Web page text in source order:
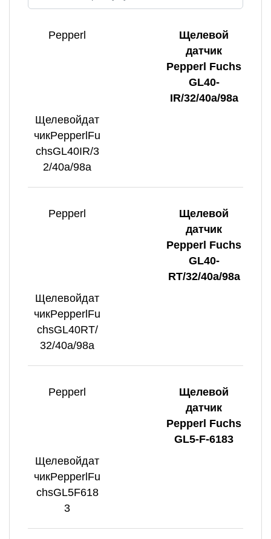
Pepperl
Щелевой
датчик
Pepperl Fuchs
GL40-
IR/32/40a/98a
Щелевойдат
чикPepperlFu
chsGL40IR/3
2/40a/98a
Pepperl
Щелевой
датчик
Pepperl Fuchs
GL40-
RT/32/40a/98a
Щелевойдат
чикPepperlFu
chsGL40RT/
32/40a/98a
Pepperl
Щелевой
датчик
Pepperl Fuchs
GL5-F-6183
Щелевойдат
чикPepperlFu
chsGL5F618
3